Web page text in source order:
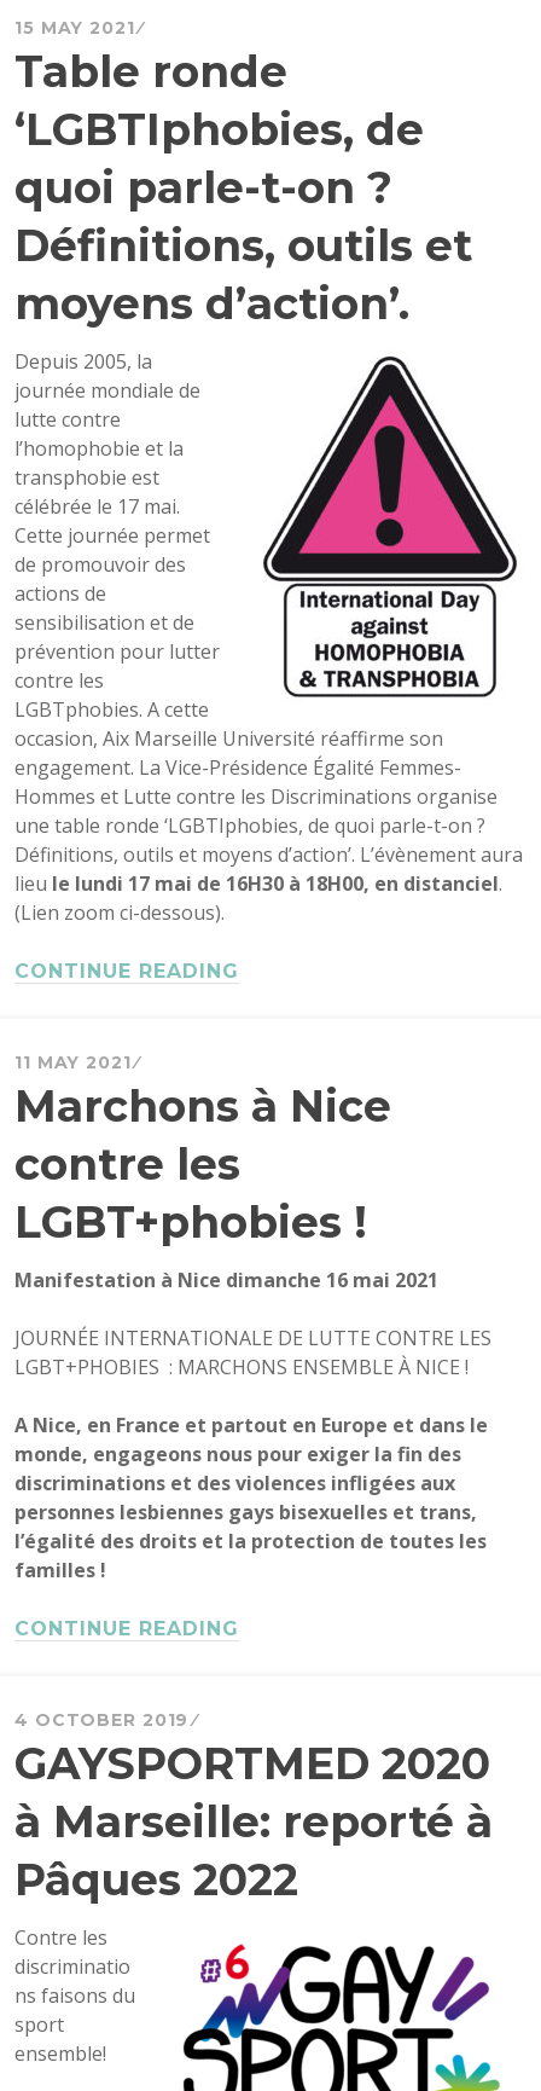
15 MAY 2021
Table ronde
‘LGBTIphobies, de
quoi parle-t-on ?
Définitions, outils et
moyens d’action’.
Depuis 2005, la
journée mondiale de
lutte contre
l’homophobie et la
transphobie est
célébrée le 17 mai.
Cette journée permet
de promouvoir des
actions de
sensibilisation et de
prévention pour lutter
contre les
LGBTphobies. A cette
occasion, Aix Marseille Université réaffirme son
engagement. La Vice-Présidence Égalité Femmes-
Hommes et Lutte contre les Discriminations organise
une table ronde ‘LGBTIphobies, de quoi parle-t-on ?
Définitions, outils et moyens d’action’. L’évènement aura
lieu le lundi 17 mai de 16H30 à 18H00, en distanciel.
(Lien zoom ci-dessous).
CONTINUE READING
11 MAY 2021
Marchons à Nice
contre les
LGBT+phobies !
Manifestation à Nice dimanche 16 mai 2021
JOURNÉE INTERNATIONALE DE LUTTE CONTRE LES
LGBT+PHOBIES : MARCHONS ENSEMBLE À NICE !
A Nice, en France et partout en Europe et dans le
monde, engageons nous pour exiger la fin des
discriminations et des violences infligées aux
personnes lesbiennes gays bisexuelles et trans,
l’égalité des droits et la protection de toutes les
familles !
CONTINUE READING
4 OCTOBER 2019
GAYSPORTMED 2020
à Marseille: reporté à
Pâques 2022
Contre les
discriminatio
ns faisons du
sport
ensemble!